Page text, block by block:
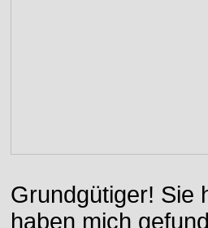
Grundgütiger! Sie
haben mich